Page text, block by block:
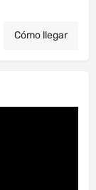
Cómo llegar